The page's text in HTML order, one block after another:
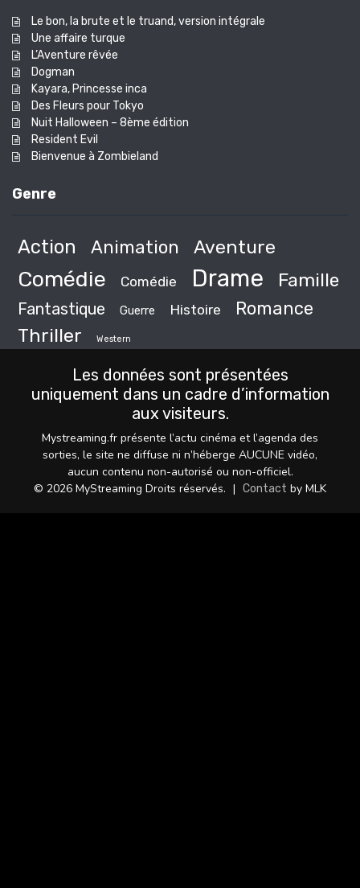
Le bon, la brute et le truand, version intégrale
Une affaire turque
L’Aventure rêvée
Dogman
Kayara, Princesse inca
Des Fleurs pour Tokyo
Nuit Halloween – 8ème édition
Resident Evil
Bienvenue à Zombieland
Genre
Action Animation Aventure
Comédie Comédie Drame Famille
Fantastique Guerre Histoire Romance
Thriller Western
Les données sont présentées
uniquement dans un cadre d’information
aux visiteurs.
Mystreaming.fr présente l’actu cinéma et l’agenda des
sorties, le site ne diffuse ni n’héberge AUCUNE vidéo,
aucun contenu non-autorisé ou non-officiel.
© 2026 MyStreaming Droits réservés. | Contact by MLK